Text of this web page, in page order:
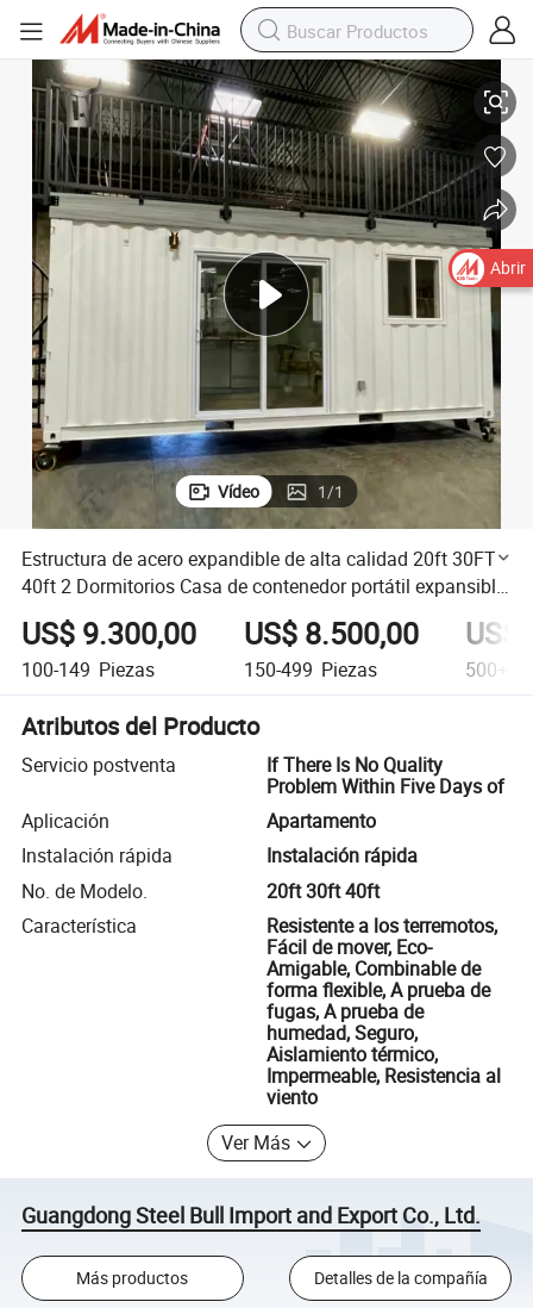
Casa de contenedor portátil expansible prefabricada
Estructura de acero expandible de alta calidad 20ft 30FT 40ft 2
Vídeo 1/1
Estructura de acero expandible de alta calidad 20ft 30FT
40ft 2 Dormitorios Casa de contenedor portátil expansible
prefabricada
US$ 9.300,00
100-149 Piezas
US$ 8.500,00
150-499 Piezas
US$
500+
Atributos del Producto
Servicio postventa
If There Is No Quality
Problem Within Five Days of
Aplicación
Apartamento
Instalación rápida
Instalación rápida
No. de Modelo.
20ft 30ft 40ft
Característica
Resistente a los terremotos,
Fácil de mover, Eco-
Amigable, Combinable de
forma flexible, A prueba de
fugas, A prueba de
humedad, Seguro,
Aislamiento térmico,
Impermeable, Resistencia al
viento
Ver Más
Guangdong Steel Bull Import and Export Co., Ltd.
Más productos Detalles de la compañía
Abrir